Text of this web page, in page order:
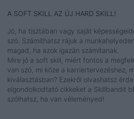
A SOFT SKILL AZ ÚJ HARD SKILL!
Jó, ha tisztában vagy saját
szó. Számíthatsz rájuk a
magad, ha azok igazán számítanak.
Mire jó a soft skill, miért fontos a
van szó, mi köze a karriertervezéshez,
kiválasztásban? Ezekről olvashatsz
elgondolkodtató cikkeket a Skillbandit
szólhatsz, ha van véleményed!